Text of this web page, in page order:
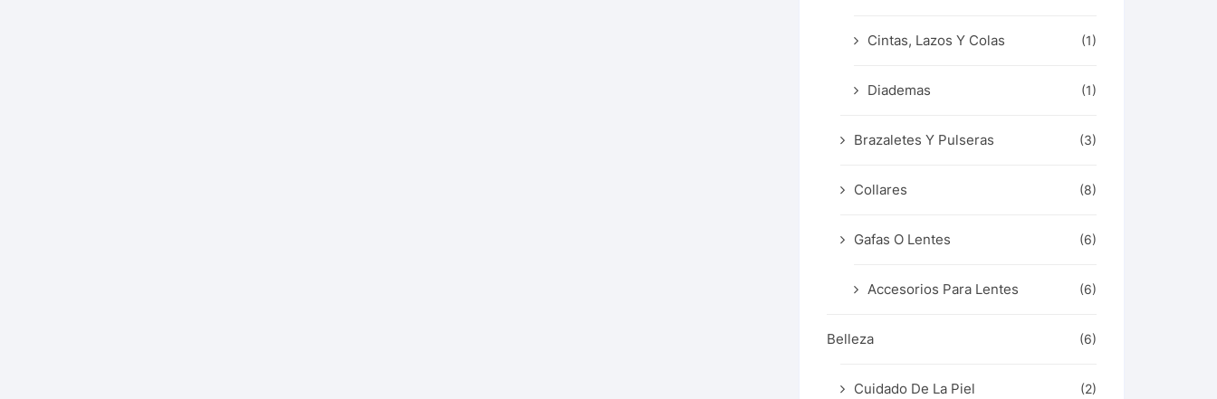
Cintas, Lazos Y Colas (1)
Diademas (1)
Brazaletes Y Pulseras (3)
Collares (8)
Gafas O Lentes (6)
Accesorios Para Lentes (6)
Belleza (6)
Cuidado De La Piel (2)